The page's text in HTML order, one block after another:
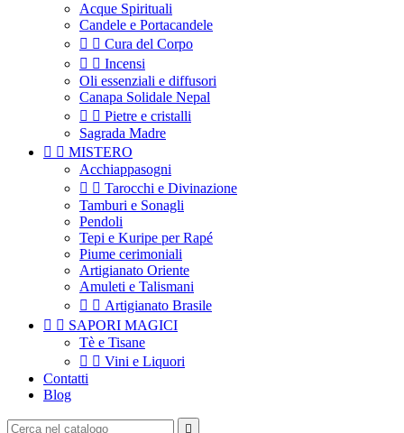
Acque Spirituali
Candele e Portacandele
  Cura del Corpo
  Incensi
Oli essenziali e diffusori
Canapa Solidale Nepal
  Pietre e cristalli
Sagrada Madre
  MISTERO
Acchiappasogni
  Tarocchi e Divinazione
Tamburi e Sonagli
Pendoli
Tepi e Kuripe per Rapé
Piume cerimoniali
Artigianato Oriente
Amuleti e Talismani
  Artigianato Brasile
  SAPORI MAGICI
Tè e Tisane
  Vini e Liquori
Contatti
Blog
